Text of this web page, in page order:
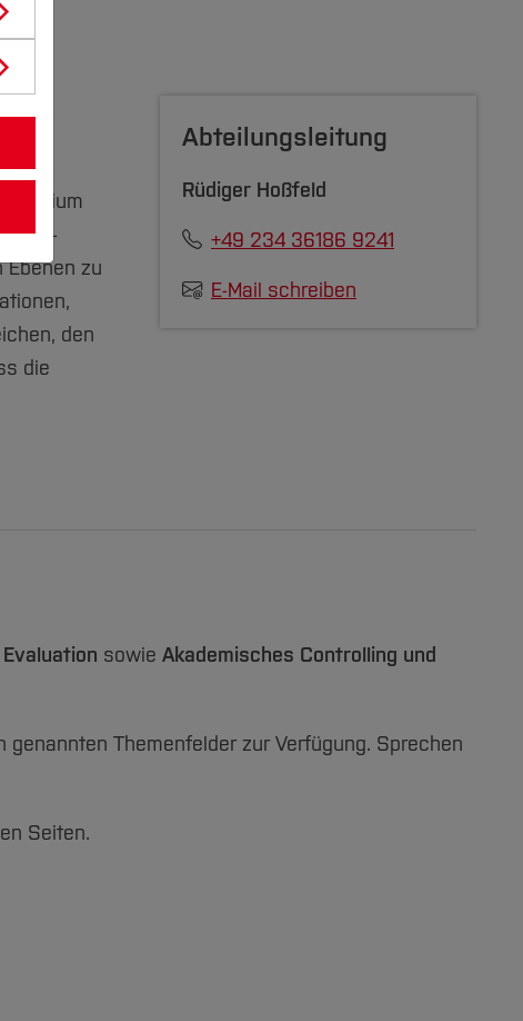
Studium
und -
zu
den
die
Abteilungsleitung
Rüdiger Hoßfeld
+49 234 36186 9241
E-Mail schreiben
sowie Akademisches Controlling und
Themenfelder zur Verfügung. Sprechen
Seiten.